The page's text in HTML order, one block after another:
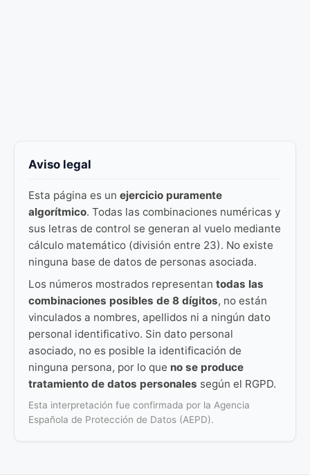
Aviso legal
Esta página es un ejercicio puramente
algorítmico. Todas las combinaciones numéricas y
sus letras de control se generan al vuelo mediante
cálculo matemático (división entre 23). No existe
ninguna base de datos de personas asociada.
Los números mostrados representan todas las
combinaciones posibles de 8 dígitos, no están
vinculados a nombres, apellidos ni a ningún dato
personal identificativo. Sin dato personal
asociado, no es posible la identificación de
ninguna persona, por lo que no se produce
tratamiento de datos personales según el RGPD.
Esta interpretación fue confirmada por la Agencia
Española de Protección de Datos (AEPD).